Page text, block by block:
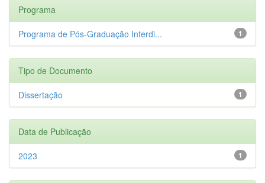
Programa
1
Programa de Pós-Graduação Interdi...
Tipo de Documento
1
Dissertação
Data de Publicação
1
2023